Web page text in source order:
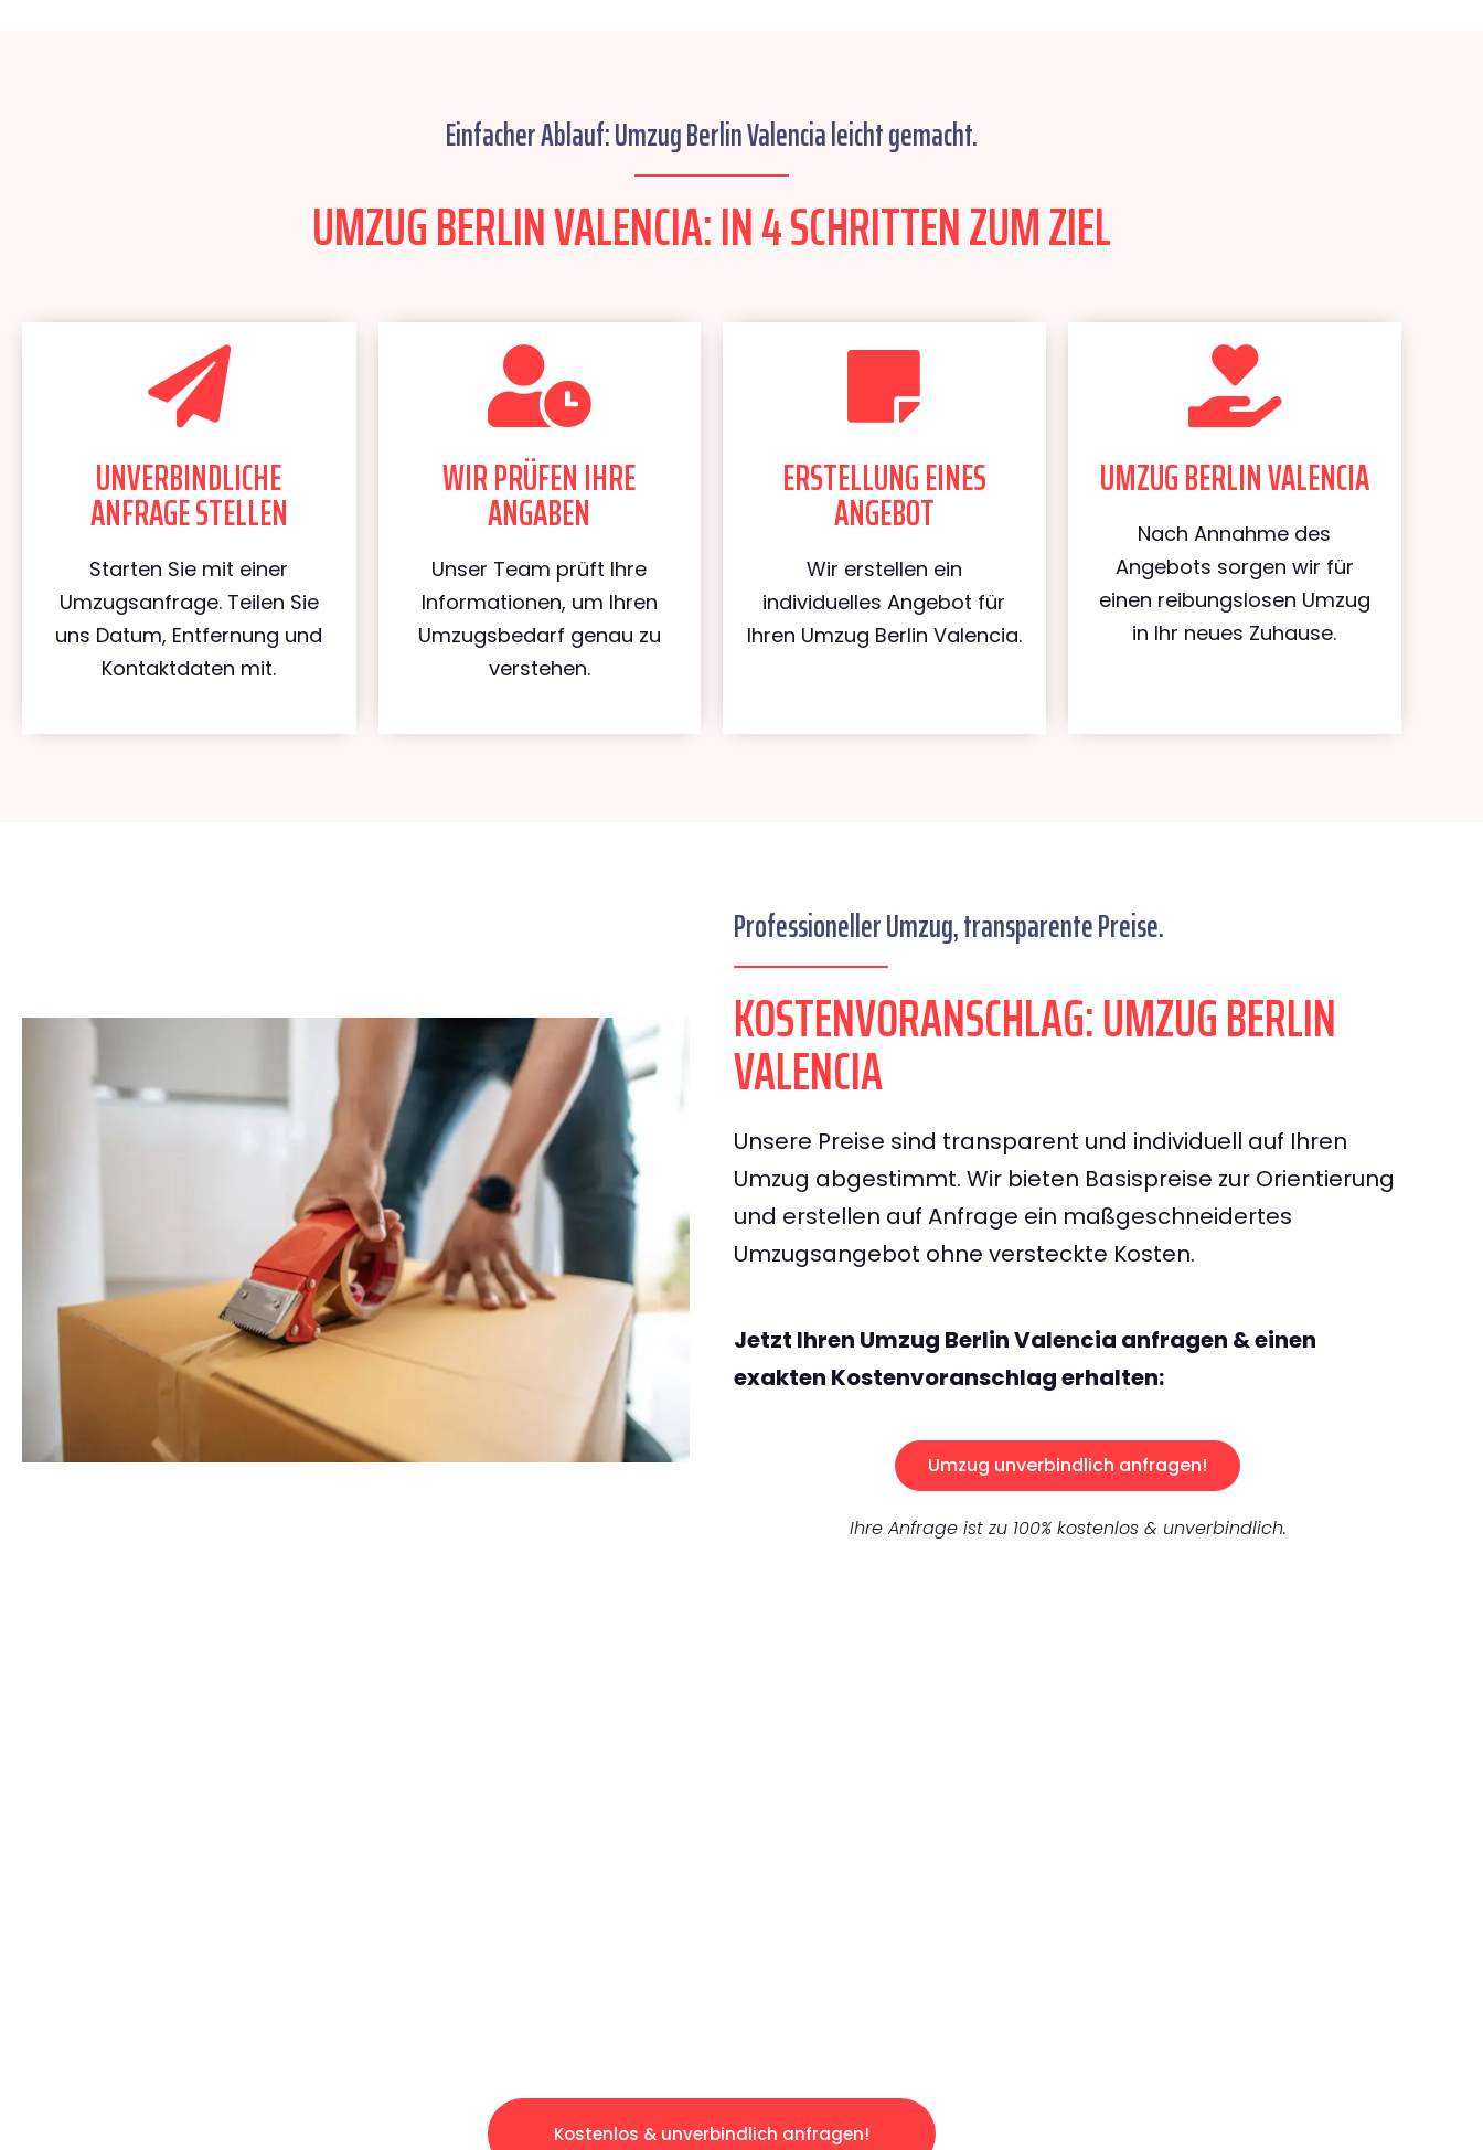
Einfacher Ablauf: Umzug Berlin Valencia leicht gemacht.
UMZUG BERLIN VALENCIA: IN 4 SCHRITTEN ZUM ZIEL
UNVERBINDLICHE
ANFRAGE STELLEN
Starten Sie mit einer
Umzugsanfrage. Teilen Sie
uns Datum, Entfernung und
Kontaktdaten mit.
WIR PRÜFEN IHRE
ANGABEN
Unser Team prüft Ihre
Informationen, um Ihren
Umzugsbedarf genau zu
verstehen.
ERSTELLUNG EINES
ANGEBOT
Wir erstellen ein
individuelles Angebot für
Ihren Umzug Berlin Valencia.
UMZUG BERLIN VALENCIA
Nach Annahme des
Angebots sorgen wir für
einen reibungslosen Umzug
in Ihr neues Zuhause.
Professioneller Umzug, transparente Preise.
KOSTENVORANSCHLAG: UMZUG BERLIN
VALENCIA
Unsere Preise sind transparent und individuell auf Ihren
Umzug abgestimmt. Wir bieten Basispreise zur Orientierung
und erstellen auf Anfrage ein maßgeschneidertes
Umzugsangebot ohne versteckte Kosten.
Jetzt Ihren Umzug Berlin Valencia anfragen & einen
exakten Kostenvoranschlag erhalten:
Umzug unverbindlich anfragen!
Ihre Anfrage ist zu 100% kostenlos & unverbindlich.
Kostenlos & unverbindlich anfragen!